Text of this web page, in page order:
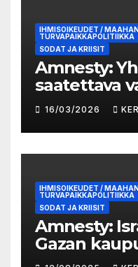
IHMISOIKEUDET /
TURVAPAIKKAPOLITIIKKA
SODAT JA KRIISIT
Amnesty:
saatettava
lasta
kouluiskusta
16/03/2026
IHMISOIKEUDET /
TURVAPAIKKAPOLITIIKKA
SODAT JA KRIISIT
Amnesty:
Gazan
Suomen